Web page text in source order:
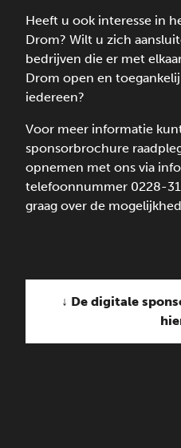
Heeft u ook interesse in
Drom? Wilt u zich
bedrijven die er met
Drom open en
iedereen?
Voor meer informatie
sponsorbrochure
opnemen met ons via
telefoonnummer 0228-
graag over de
↓ De digitale